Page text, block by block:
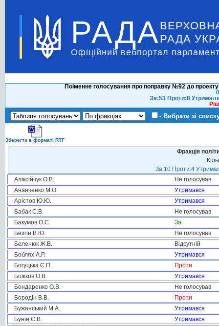
РАДА РАДА
Офіційний вебпортал
Поіменне голосування про поправку №92 до
За:53 Проти:8
- Вибрати зі
Зберегти в форматі RTF
Фракція
За:10 Проти:4
Аліксійчук О.В.
Не голосував
Ананченко М.О.
Утримався
Арістов Ю.Ю.
Утримався
Бабак С.В.
Не голосував
Бакумов О.С.
За
Безгін В.Ю.
Не голосував
Беленюк Ж.В.
Відсутній
Боблях А.Р.
Утримався
Богуцька Є.П.
Проти
Божков О.В.
Утримався
Бондаренко О.В.
Не голосував
Бородін В.В.
Проти
Бужанський М.А.
Утримався
Бунін С.В.
Утримався